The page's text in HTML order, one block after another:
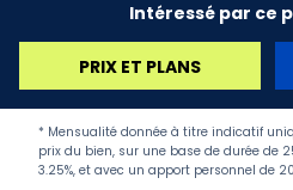
Intéressé par ce
PRIX ET PLANS
* Mensualité donnée à titre indicatif
prix du bien, sur une base de durée de
3.25%, et avec un apport personnel de